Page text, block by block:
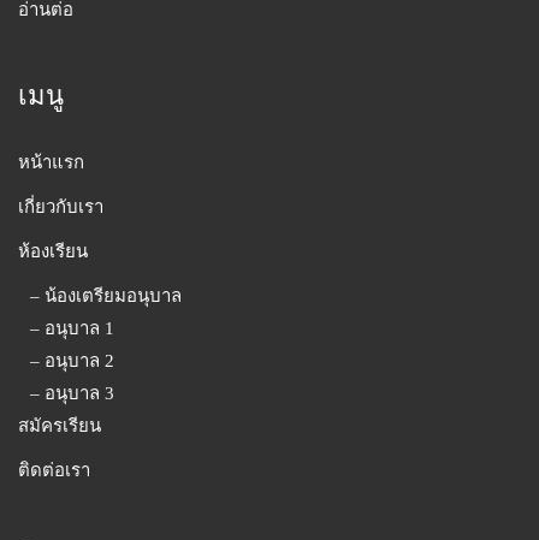
อ่านต่อ
เมนู
หน้าแรก
เกี่ยวกับเรา
ห้องเรียน
– น้องเตรียมอนุบาล
– อนุบาล 1
– อนุบาล 2
– อนุบาล 3
สมัครเรียน
ติดต่อเรา